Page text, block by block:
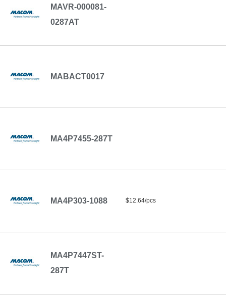
MAVR-000081-
0287AT
MABACT0017
MA4P7455-287T
MA4P303-1088 $12.64/pcs
MA4P7447ST-
287T